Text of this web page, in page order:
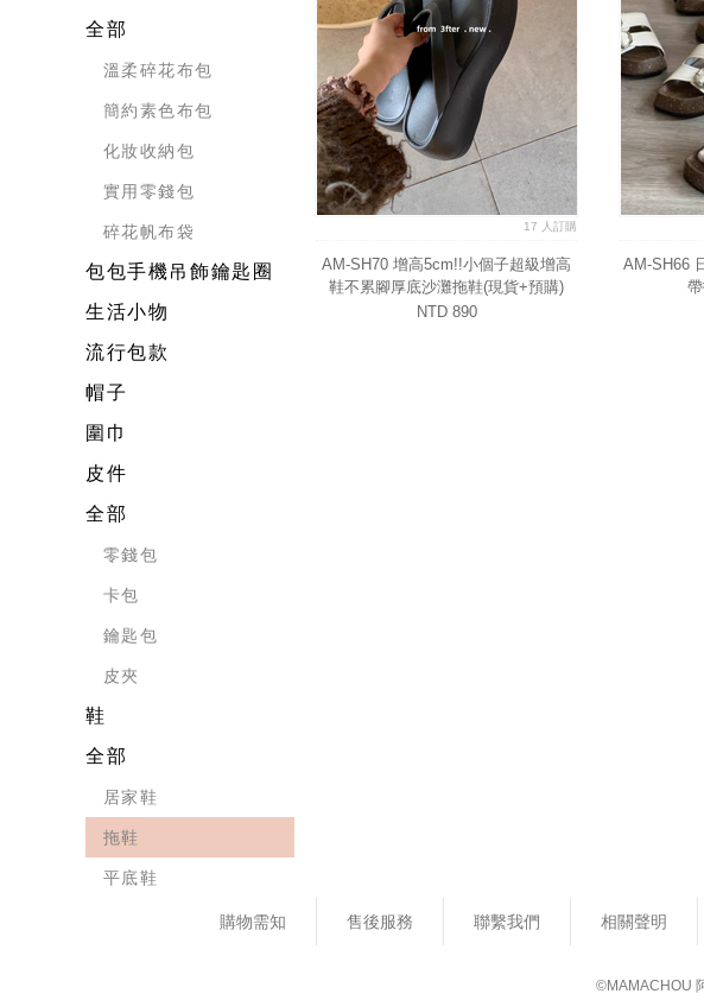
全部
溫柔碎花布包
簡約素色布包
化妝收納包
實用零錢包
碎花帆布袋
包包手機吊飾鑰匙圈
生活小物
流行包款
帽子
圍巾
皮件
全部
零錢包
卡包
鑰匙包
皮夾
鞋
全部
居家鞋
拖鞋
平底鞋
17 人訂購
AM-SH70 增高5cm!!小個子超級增高
鞋不累腳厚底沙灘拖鞋(現貨+預購)
NTD 890
AM-SH66
購物需知 售後服務 聯繫我們 相關聲明
©MAMACHOU